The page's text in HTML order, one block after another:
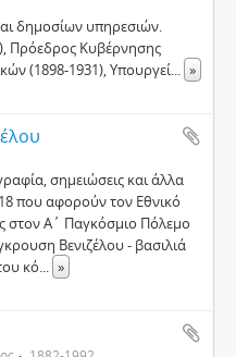
δημοσίων υπηρεσιών.
Πρόεδρος Κυβέρνησης
(1898-1931), Υπουργεί... »
σημειώσεις και άλλα
που αφορούν τον Εθνικό
στον Α΄ Παγκόσμιο Πόλεμο
Βενιζέλου - βασιλιά
κό... »